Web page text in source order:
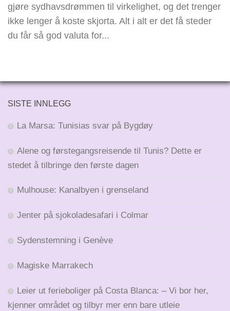
gjøre sydhavsdrømmen til virkelighet, og det trenger
ikke lenger å koste skjorta. Alt i alt er det få steder
du får så god valuta for...
SISTE INNLEGG
La Marsa: Tunisias svar på Bygdøy
Alene og førstegangsreisende til Tunis? Dette er
stedet å tilbringe den første dagen
Mulhouse: Kanalbyen i grenseland
Jenter på sjokoladesafari i Colmar
Sydenstemning i Genève
Magiske Marrakech
Leier ut ferieboliger på Costa Blanca: – Vi bor her,
kjenner området og tilbyr mer enn bare utleie